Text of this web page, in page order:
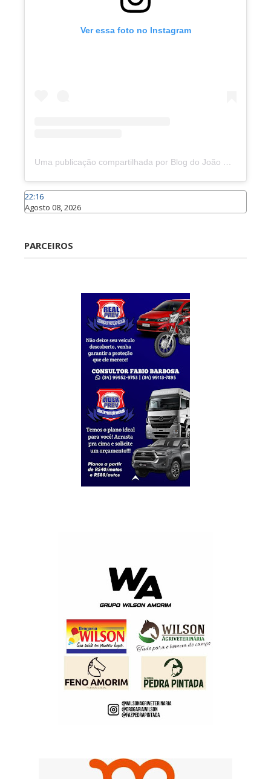
Ver essa foto no Instagram
Uma publicação compartilhada por Blog do João Marcolino (@joaomarcolinoneto)
22:16
Agosto 08, 2026
PARCEIROS